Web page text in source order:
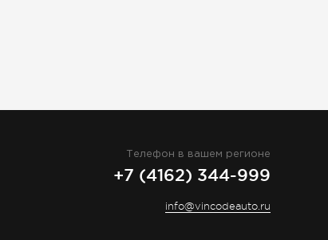
Телефон в вашем регионе
+7 (4162) 344-999
info@vincodeauto.ru